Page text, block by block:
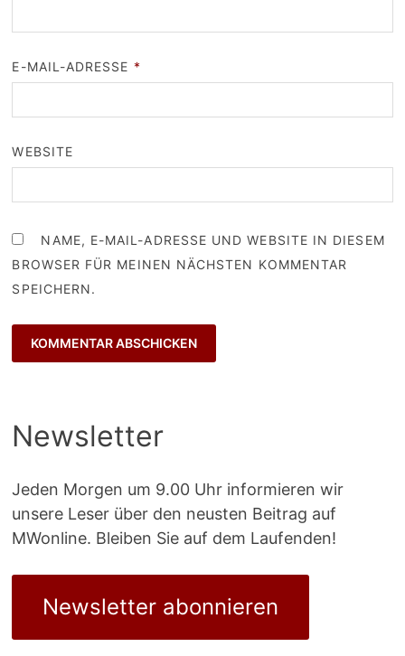
E-MAIL-ADRESSE *
WEBSITE
NAME, E-MAIL-ADRESSE UND WEBSITE IN DIESEM
BROWSER FÜR MEINEN NÄCHSTEN KOMMENTAR
SPEICHERN.
Newsletter
Jeden Morgen um 9.00 Uhr informieren wir
unsere Leser über den neusten Beitrag auf
MWonline. Bleiben Sie auf dem Laufenden!
Newsletter abonnieren